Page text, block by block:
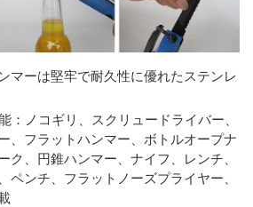
マーは堅牢で耐久性に優れたステンレ
：ノコギリ、スクリュードライバー、
、フラットハンマー、ボトルオープナ
ク、円錐ハンマー、ナイフ、レンチ、
ペンチ、フラットノーズプライヤー、